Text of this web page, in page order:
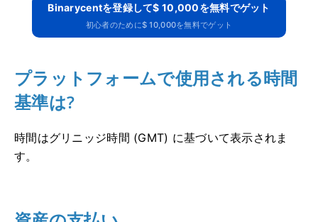
Binarycentを登録して$ 10,000を無料でゲット
初心者のために$ 10,000を無料でゲット
プラットフォームで使用される時間
基準は?
時間はグリニッジ時間 (GMT) に基づいて表示されま
す。